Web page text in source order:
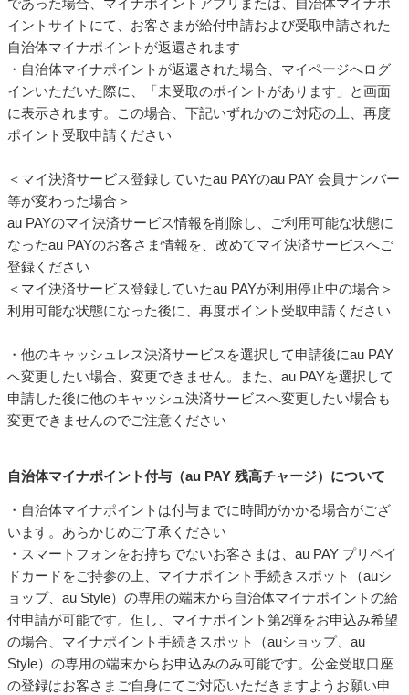
であった場合、マイナポイントアプリまたは、自治体マイナポ
イントサイトにて、お客さまが給付申請および受取申請された
自治体マイナポイントが返還されます
・自治体マイナポイントが返還された場合、マイページへログ
インいただいた際に、「未受取のポイントがあります」と画面
に表示されます。この場合、下記いずれかのご対応の上、再度
ポイント受取申請ください
＜マイ決済サービス登録していたau PAYのau PAY 会員ナンバー
等が変わった場合＞
au PAYのマイ決済サービス情報を削除し、ご利用可能な状態に
なったau PAYのお客さま情報を、改めてマイ決済サービスへご
登録ください
＜マイ決済サービス登録していたau PAYが利用停止中の場合＞
利用可能な状態になった後に、再度ポイント受取申請ください
・他のキャッシュレス決済サービスを選択して申請後にau PAY
へ変更したい場合、変更できません。また、au PAYを選択して
申請した後に他のキャッシュ決済サービスへ変更したい場合も
変更できませんのでご注意ください
自治体マイナポイント付与（au PAY 残高チャージ）について
・自治体マイナポイントは付与までに時間がかかる場合がござ
います。あらかじめご了承ください
・スマートフォンをお持ちでないお客さまは、au PAY プリペイ
ドカードをご持参の上、マイナポイント手続きスポット（auシ
ョップ、au Style）の専用の端末から自治体マイナポイントの給
付申請が可能です。但し、マイナポイント第2弾をお申込み希望
の場合、マイナポイント手続きスポット（auショップ、au
Style）の専用の端末からお申込みのみ可能です。公金受取口座
の登録はお客さまご自身にてご対応いただきますようお願い申